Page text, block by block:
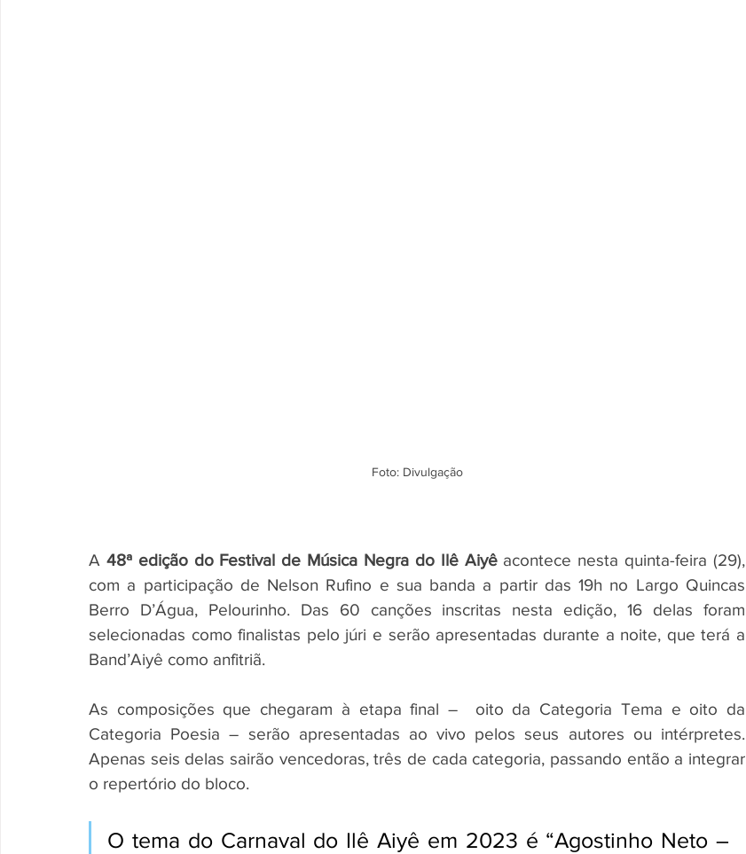
Foto: Divulgação
A 48ª edição do Festival de Música Negra do Ilê Aiyê acontece nesta quinta-feira (29),
com a participação de Nelson Rufino e sua banda a partir das 19h no Largo Quincas
Berro D’Água, Pelourinho. Das 60 canções inscritas nesta edição, 16 delas foram
selecionadas como finalistas pelo júri e serão apresentadas durante a noite, que terá a
Band’Aiyê como anfitriã.
As composições que chegaram à etapa final –  oito da Categoria Tema e oito da
Categoria Poesia – serão apresentadas ao vivo pelos seus autores ou intérpretes.
Apenas seis delas sairão vencedoras, três de cada categoria, passando então a integrar
o repertório do bloco.
O tema do Carnaval do Ilê Aiyê em 2023 é “Agostinho Neto –